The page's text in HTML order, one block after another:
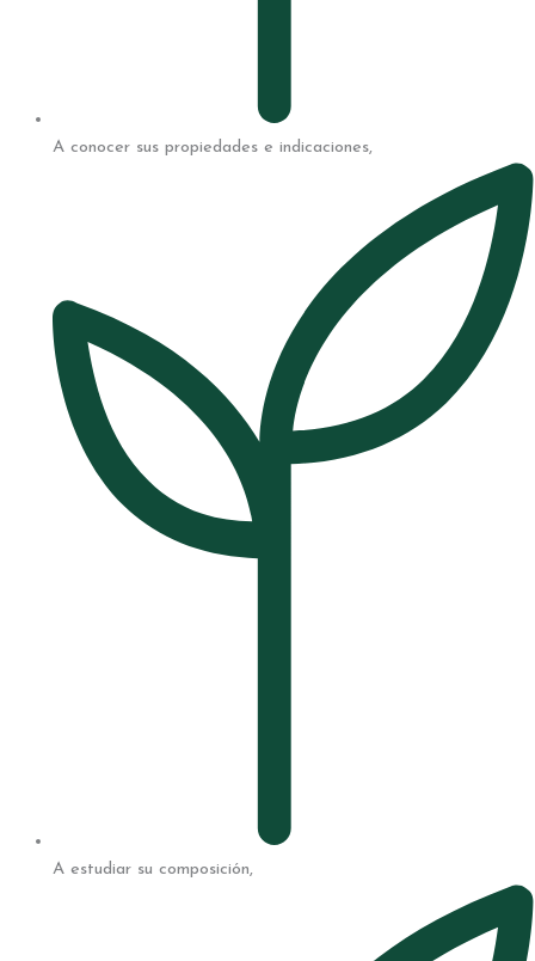
A conocer sus propiedades e indicaciones,
A estudiar su composición,